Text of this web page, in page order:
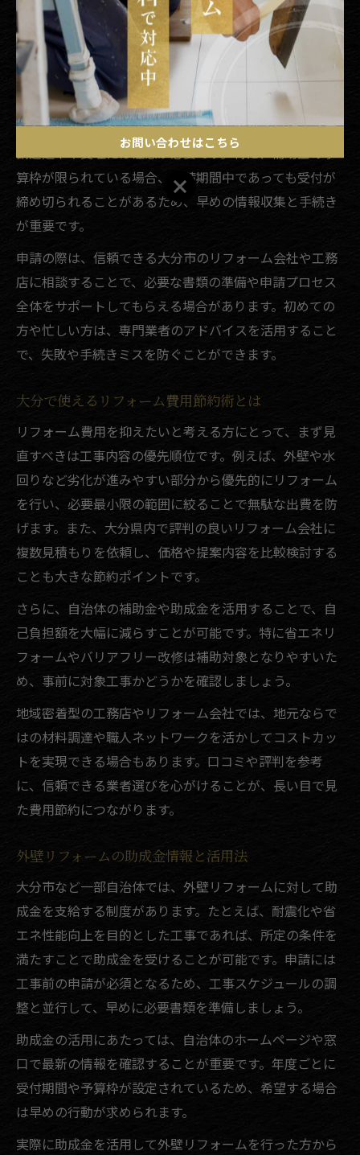
事内容、世帯の所得条件などが主な申請要件となるケー
スが多く、事前に必ず自治体の公式情報を確認すること
が大切です。
また、申請時には見積書や工事内容の詳細、本人確認書
類など複数の書類が必要となるため、準備不足による申
請遅延や不受理には注意が必要です。特に、補助金の予
算枠が限られている場合、申請期間中であっても受付が
締め切られることがあるため、早めの情報収集と手続き
が重要です。
申請の際は、信頼できる大分市のリフォーム会社や工務
店に相談することで、必要な書類の準備や申請プロセス
全体をサポートしてもらえる場合があります。初めての
方や忙しい方は、専門業者のアドバイスを活用すること
で、失敗や手続きミスを防ぐことができます。
大分で使えるリフォーム費用節約術とは
リフォーム費用を抑えたいと考える方にとって、まず見
直すべきは工事内容の優先順位です。例えば、外壁や水
回りなど劣化が進みやすい部分から優先的にリフォーム
を行い、必要最小限の範囲に絞ることで無駄な出費を防
げます。また、大分県内で評判の良いリフォーム会社に
複数見積もりを依頼し、価格や提案内容を比較検討する
ことも大きな節約ポイントです。
さらに、自治体の補助金や助成金を活用することで、自
己負担額を大幅に減らすことが可能です。特に省エネリ
フォームやバリアフリー改修は補助対象となりやすいた
め、事前に対象工事かどうかを確認しましょう。
地域密着型の工務店やリフォーム会社では、地元ならで
はの材料調達や職人ネットワークを活かしてコストカッ
トを実現できる場合もあります。口コミや評判を参考
に、信頼できる業者選びを心がけることが、長い目で見
た費用節約につながります。
外壁リフォームの助成金情報と活用法
大分市など一部自治体では、外壁リフォームに対して助
成金を支給する制度があります。たとえば、耐震化や省
エネ性能向上を目的とした工事であれば、所定の条件を
満たすことで助成金を受けることが可能です。申請には
工事前の申請が必須となるため、工事スケジュールの調
整と並行して、早めに必要書類を準備しましょう。
助成金の活用にあたっては、自治体のホームページや窓
口で最新の情報を確認することが重要です。年度ごとに
受付期間や予算枠が設定されているため、希望する場合
は早めの行動が求められます。
実際に助成金を活用して外壁リフォームを行った方から
お問い合わせはこちら
お問い合わせはこちら